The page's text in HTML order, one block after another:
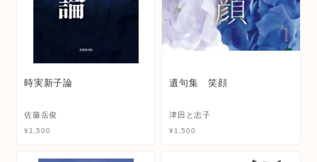
時実新子論
佐藤岳俊
¥1,500
遺句集 笑顔
津田と志子
¥1,500